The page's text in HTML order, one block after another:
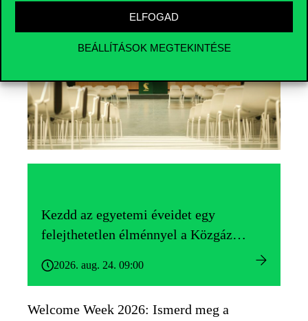
ELFOGAD
BEÁLLÍTÁSOK MEGTEKINTÉSE
Kezdd az egyetemi éveidet egy
felejthetetlen élménnyel a Közgáz
2026. aug. 24. 09:00
Welcome Week 2026: Ismerd meg a